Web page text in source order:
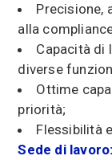
Precisione,
alla
Capacità di
diverse
Ottime
priorità;
Flessibilità
Sede di lavoro: